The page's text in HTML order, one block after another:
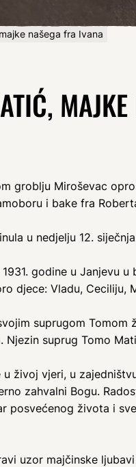
našega fra Ivana
groblju Miroševac
i bake fra
u nedjelju 12.
godine u Janjevu
djece: Vladu, Ceciliju,
suprugom
Njezin suprug Tomo
živoj vjeri, u
zahvalni Bogu.
posvećenog života i
uzor majčinske